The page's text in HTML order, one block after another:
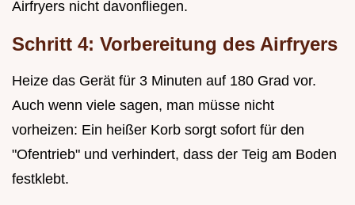
Airfryers nicht davonfliegen.
Schritt 4: Vorbereitung des Airfryers
Heize das Gerät für 3 Minuten auf 180 Grad vor.
Auch wenn viele sagen, man müsse nicht
vorheizen: Ein heißer Korb sorgt sofort für den
"Ofentrieb" und verhindert, dass der Teig am Boden
festklebt.